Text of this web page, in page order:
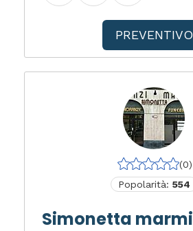
PREVENTIVO
(0)
Popolarità: 554
Simonetta marmi